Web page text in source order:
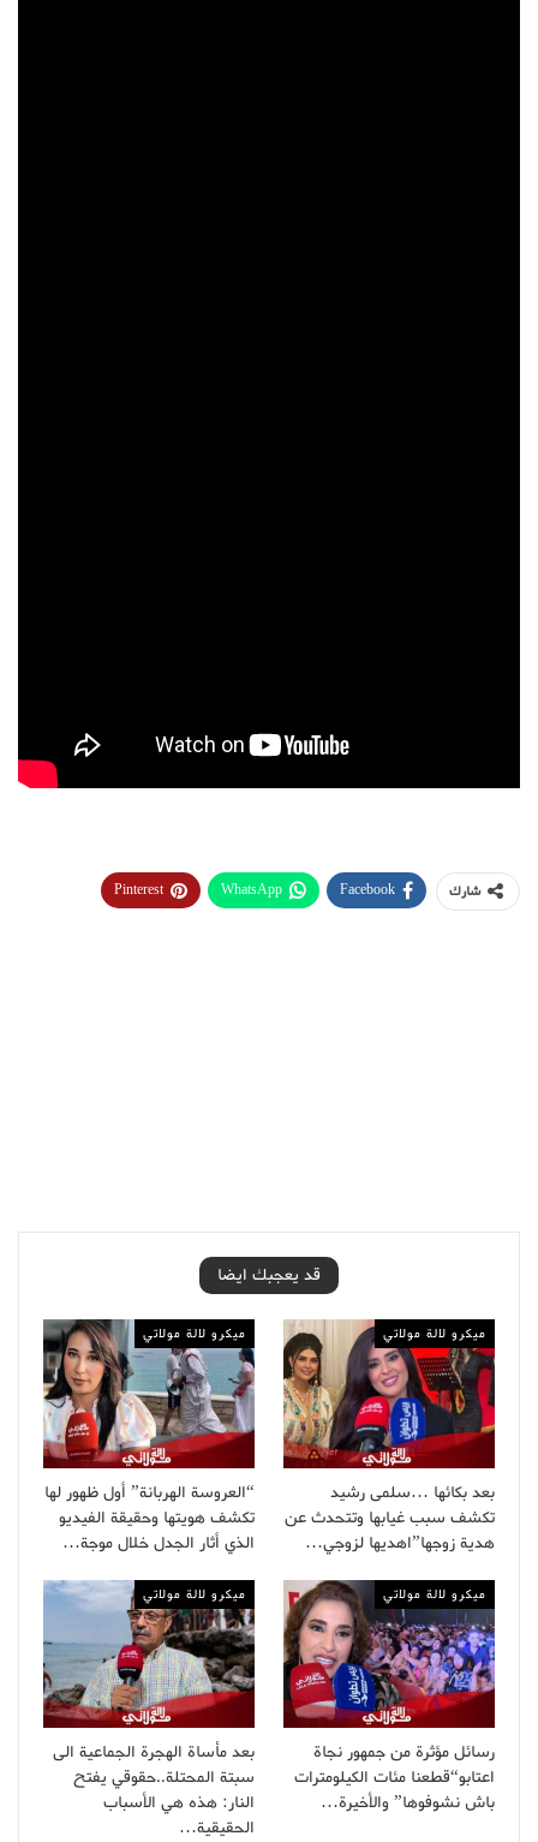
شارك Facebook
WhatsApp
Pinterest
قد يعجبك ايضا
ميكرو لالة مولاتي
بعد بكائها …سلمى رشيد
تكشف سبب غيابها وتتحدث عن
هدية زوجها”اهديها لزوجي…
ميكرو لالة مولاتي
“العروسة الهربانة” أول ظهور لها
تكشف هويتها وحقيقة الفيديو
الذي أثار الجدل خلال موجة…
ميكرو لالة مولاتي
رسائل مؤثرة من جمهور نجاة
اعتابو“قطعنا مئات الكيلومترات
باش نشوفوها” والأخيرة…
ميكرو لالة مولاتي
بعد مأساة الهجرة الجماعية الى
سبتة المحتلة..حقوقي يفتح
النار: هذه هي الأسباب
الحقيقية…